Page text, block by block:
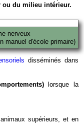
ou du milieu intérieur.
nerveux
manuel d'école primaire)
disséminés dans
lorsque la
supérieurs, et en